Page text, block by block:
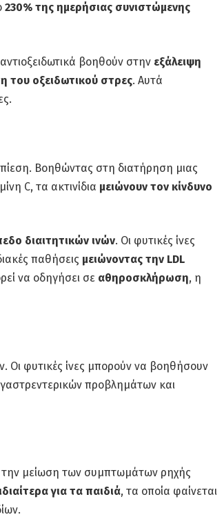
230% της ημερήσιας συνιστώμενης
βοηθούν στην εξάλειψη
του οξειδωτικού στρες. Αυτά
πίεση. Βοηθώντας στη διατήρηση μιας
C, τα ακτινίδια μειώνουν τον κίνδυνο
διαιτητικών ινών. Οι φυτικές ίνες
παθήσεις μειώνοντας την LDL
να οδηγήσει σε αθηροσκλήρωση, η
Οι φυτικές ίνες μπορούν να βοηθήσουν
προβλημάτων και
την μείωση των συμπτωμάτων ρηχής
ιδιαίτερα για τα παιδιά, τα οποία φαίνεται